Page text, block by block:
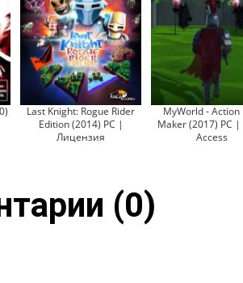
Last Knight: Rogue Rider
Edition (2014) PC |
Лицензия
MyWorld - Action
Maker (2017) PC |
Access
(0)